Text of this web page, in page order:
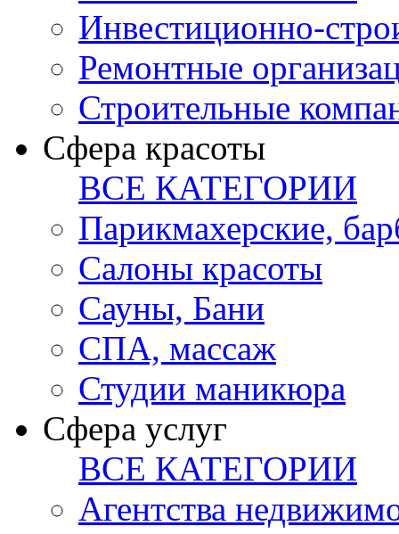
Инвестиционно-
Ремонтные
Строительные
Сфера красоты
ВСЕ КАТЕГОРИИ
Парикмахерские,
Салоны красоты
Сауны, Бани
СПА, массаж
Студии маникюра
Сфера услуг
ВСЕ КАТЕГОРИИ
Агентства